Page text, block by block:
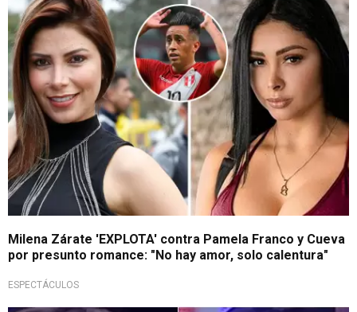
Milena Zárate 'EXPLOTA' contra Pamela Franco y Cueva
por presunto romance: "No hay amor, solo calentura"
ESPECTÁCULOS